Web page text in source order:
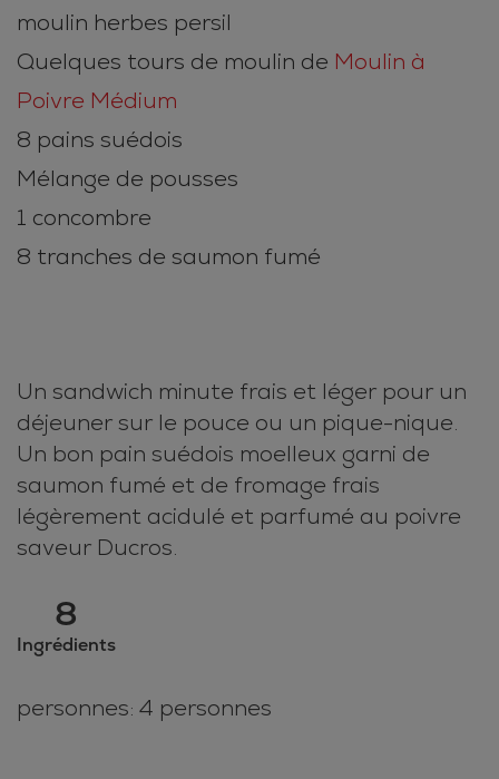
moulin herbes persil
Quelques tours de moulin de Moulin à
Poivre Médium
8 pains suédois
Mélange de pousses
1 concombre
8 tranches de saumon fumé
Un sandwich minute frais et léger pour un
déjeuner sur le pouce ou un pique-nique.
Un bon pain suédois moelleux garni de
saumon fumé et de fromage frais
légèrement acidulé et parfumé au poivre
saveur Ducros.
8
Ingrédients
personnes: 4 personnes